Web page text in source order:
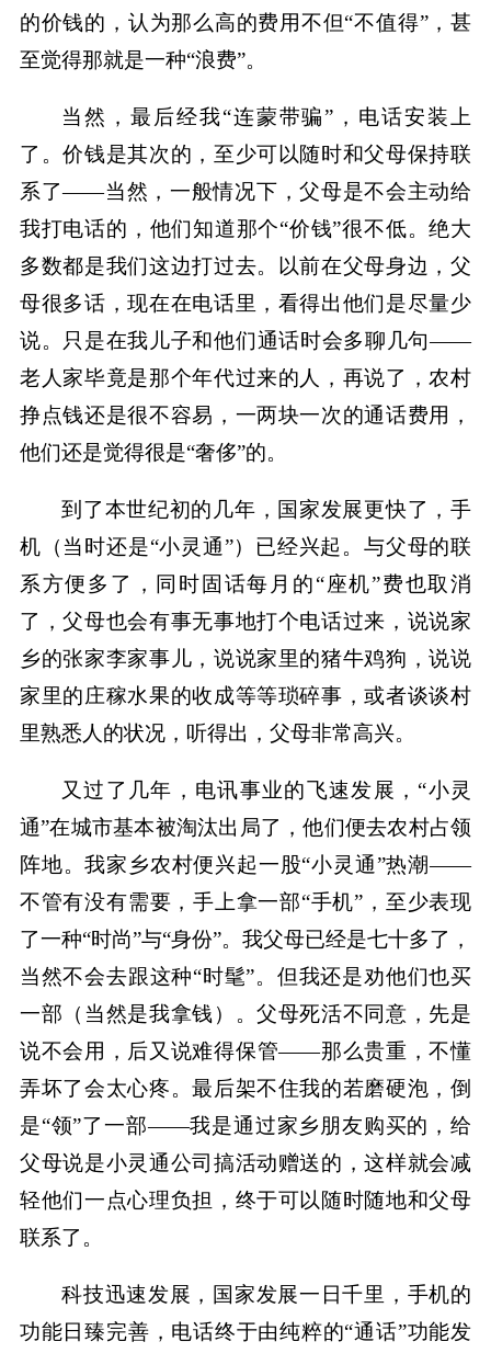
的价钱的，认为那么高的费用不但“不值得”，甚
至觉得那就是一种“浪费”。
当然，最后经我“连蒙带骗”，电话安装上
了。价钱是其次的，至少可以随时和父母保持联
系了——当然，一般情况下，父母是不会主动给
我打电话的，他们知道那个“价钱”很不低。绝大
多数都是我们这边打过去。以前在父母身边，父
母很多话，现在在电话里，看得出他们是尽量少
说。只是在我儿子和他们通话时会多聊几句——
老人家毕竟是那个年代过来的人，再说了，农村
挣点钱还是很不容易，一两块一次的通话费用，
他们还是觉得很是“奢侈”的。
到了本世纪初的几年，国家发展更快了，手
机（当时还是“小灵通”）已经兴起。与父母的联
系方便多了，同时固话每月的“座机”费也取消
了，父母也会有事无事地打个电话过来，说说家
乡的张家李家事儿，说说家里的猪牛鸡狗，说说
家里的庄稼水果的收成等等琐碎事，或者谈谈村
里熟悉人的状况，听得出，父母非常高兴。
又过了几年，电讯事业的飞速发展，“小灵
通”在城市基本被淘汰出局了，他们便去农村占领
阵地。我家乡农村便兴起一股“小灵通”热潮——
不管有没有需要，手上拿一部“手机”，至少表现
了一种“时尚”与“身份”。我父母已经是七十多了，
当然不会去跟这种“时髦”。但我还是劝他们也买
一部（当然是我拿钱）。父母死活不同意，先是
说不会用，后又说难得保管——那么贵重，不懂
弄坏了会太心疼。最后架不住我的若磨硬泡，倒
是“领”了一部——我是通过家乡朋友购买的，给
父母说是小灵通公司搞活动赠送的，这样就会减
轻他们一点心理负担，终于可以随时随地和父母
联系了。
科技迅速发展，国家发展一日千里，手机的
功能日臻完善，电话终于由纯粹的“通话”功能发